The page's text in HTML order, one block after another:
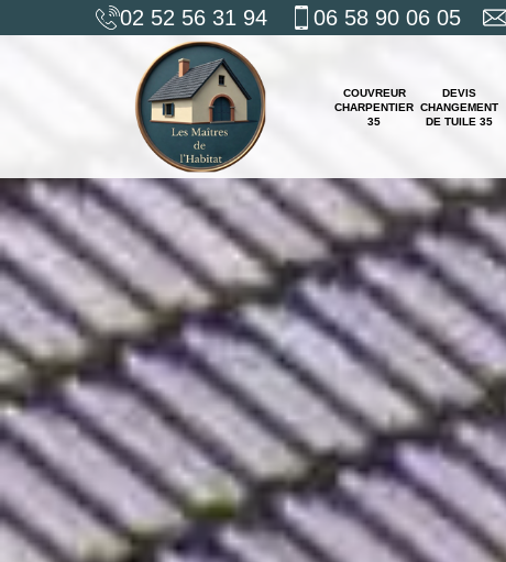
02 52 56 31 94 06 58 90 06 05
COUVREUR
CHARPENTIER
35
DEVIS
CHANGEMENT
DE TUILE 35